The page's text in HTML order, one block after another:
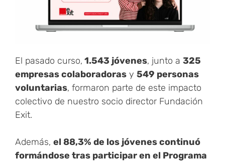
El pasado curso, 1.543 jóvenes, junto a 325
empresas colaboradoras y 549 personas
voluntarias, formaron parte de este impacto
colectivo de nuestro socio director Fundación
Exit.
Además, el 88,3% de los jóvenes continuó
formándose tras participar en el Programa